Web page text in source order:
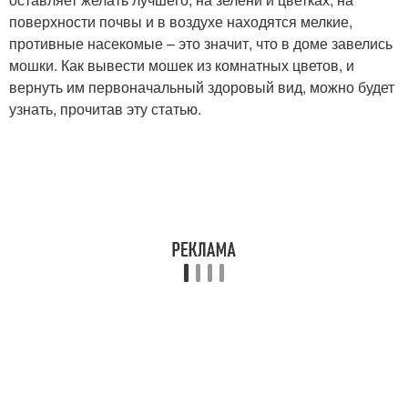
поверхности почвы и в воздухе находятся мелкие,
противные насекомые – это значит, что в доме завелись
мошки. Как вывести мошек из комнатных цветов, и
вернуть им первоначальный здоровый вид, можно будет
узнать, прочитав эту статью.